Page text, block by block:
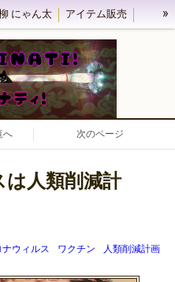
にゃん太 アイテム販売
浜田市田の浦海水浴場 海の家民宿うめや
»
へ 次のページ
人類削減計
ウィルス ワクチン 人類削減計画